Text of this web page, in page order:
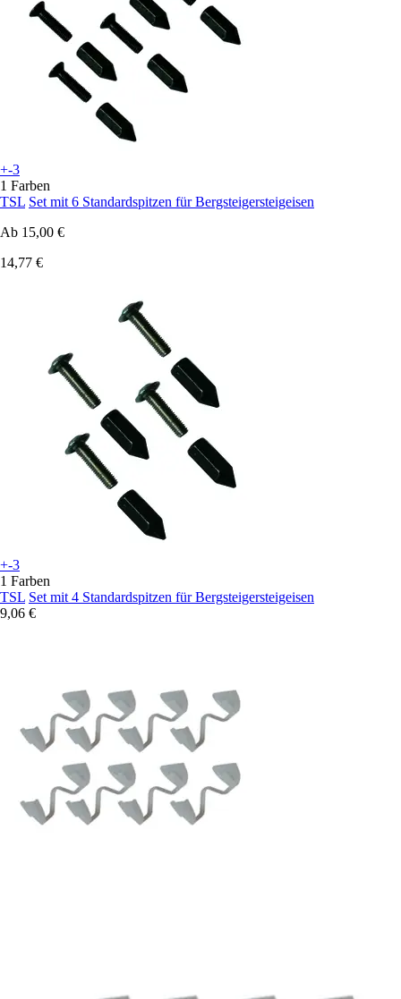
+-3
1 Farben
TSL Set mit 6 Standardspitzen für Bergsteigersteigeisen
Ab 15,00 €
14,77 €
+-3
1 Farben
TSL Set mit 4 Standardspitzen für Bergsteigersteigeisen
9,06 €